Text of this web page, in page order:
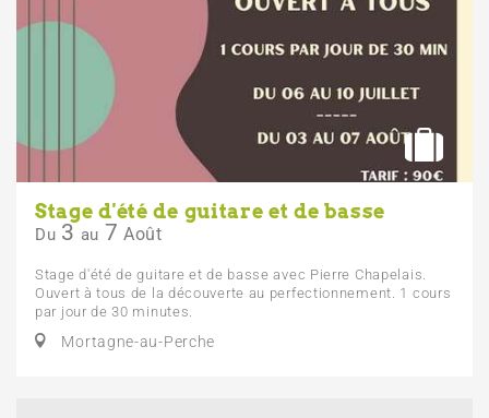
Stage d'été de guitare et de basse
Du 3 au 7 Août
Stage d'été de guitare et de basse avec Pierre Chapelais.
Ouvert à tous de la découverte au perfectionnement. 1 cours
par jour de 30 minutes.
Mortagne-au-Perche